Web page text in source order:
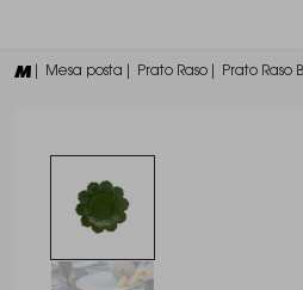
| Mesa posta | Prato Raso | Prato Raso